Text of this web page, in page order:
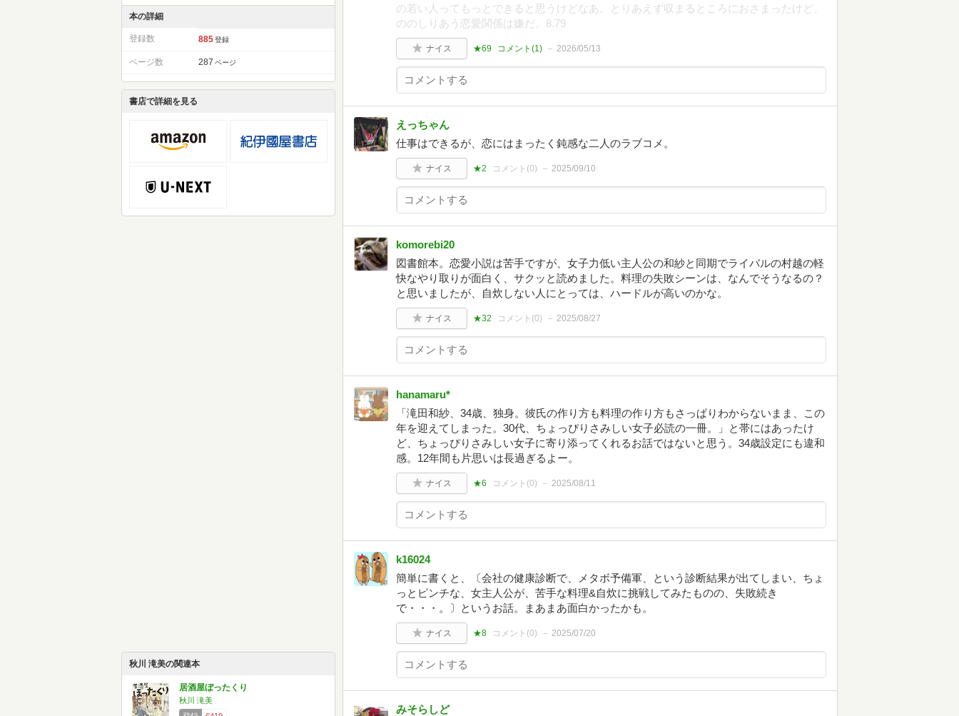
本の詳細
登録数 885 登録
ページ数 287 ページ
書店で詳細を見る
秋川 滝美の関連本
居酒屋ぼったくり
秋川 滝美
の若い人ってもっとできると思うけどなあ。とりあえず収まるところにおさまったけど、
ののしりあう恋愛関係は嫌だ。8.79
ナイス ★69 コメント(1) 2026/05/13
えっちゃん
仕事はできるが、恋にはまったく鈍感な二人のラブコメ。
ナイス ★2 コメント(0) 2025/09/10
komorebi20
図書館本。恋愛小説は苦手ですが、女子力低い主人公の和紗と同期でライバルの村越の軽
快なやり取りが面白く、サクッと読めました。料理の失敗シーンは、なんでそうなるの？
と思いましたが、自炊しない人にとっては、ハードルが高いのかな。
ナイス ★32 コメント(0) 2025/08/27
hanamaru*
「滝田和紗、34歳、独身。彼氏の作り方も料理の作り方もさっぱりわからないまま、この
年を迎えてしまった。30代、ちょっぴりさみしい女子必読の一冊。」と帯にはあったけ
ど、ちょっぴりさみしい女子に寄り添ってくれるお話ではないと思う。34歳設定にも違和
感。12年間も片思いは長過ぎるよー。
ナイス ★6 コメント(0) 2025/08/11
k16024
簡単に書くと、〔会社の健康診断で、メタボ予備軍、という診断結果が出てしまい、ちょ
っとピンチな、女主人公が、苦手な料理&自炊に挑戦してみたものの、失敗続き
で・・・。〕というお話。まあまあ面白かったかも。
ナイス ★8 コメント(0) 2025/07/20
みそらしど